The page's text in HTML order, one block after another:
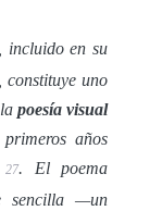
incluido en su
constituye uno
poesía visual
años
27. El poema
sencilla —un